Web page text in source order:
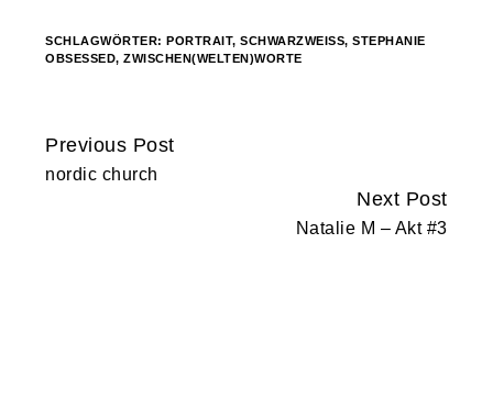
SCHLAGWÖRTER: PORTRAIT,SCHWARZWEISS ,STEPHANIE
OBSESSED,ZWISCHEN(WELTEN)WORTE
Continue
Reading
Previous Post
nordic church
Next Post
Natalie M – Akt #3